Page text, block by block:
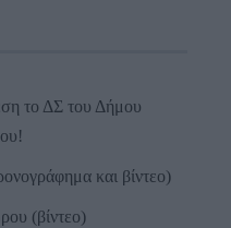
το ΔΣ του Δήμου
και βίντεο)
(βίντεο)